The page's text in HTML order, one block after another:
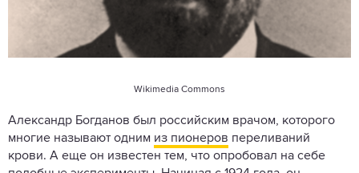
Wikimedia Commons
Александр Богданов был российским врачом, которого
многие называют одним из пионеров переливаний
крови. А еще он известен тем, что опробовал на себе